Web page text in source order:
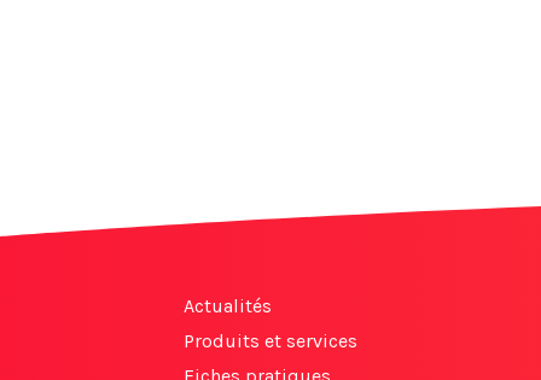
Actualités
Produits et services